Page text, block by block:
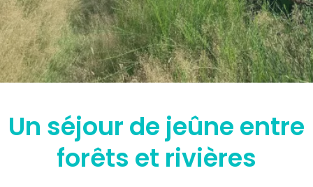
Un séjour de jeûne entre
forêts et rivières